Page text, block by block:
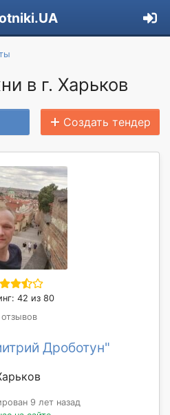
в г. Харьков
Создать тендер
42 из 80
отзывов
Дроботун"
9 лет назад